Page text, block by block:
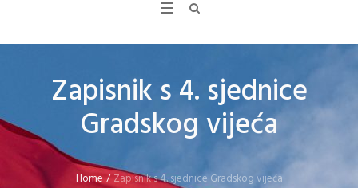
Zapisnik s 4. sjednice
Gradskog vijeća
Home /Zapisnik s 4. sjednice Gradskog vijeća